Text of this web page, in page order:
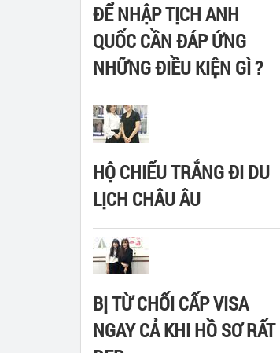
ĐỂ NHẬP TỊCH ANH
QUỐC CẦN ĐÁP ỨNG
NHỮNG ĐIỀU KIỆN GÌ ?
HỘ CHIẾU TRẮNG ĐI DU
LỊCH CHÂU ÂU
BỊ TỪ CHỐI CẤP VISA
NGAY CẢ KHI HỒ SƠ RẤT